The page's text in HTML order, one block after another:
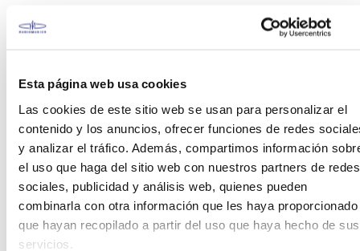
Esta página web usa cookies
Las cookies de este sitio web se usan para personalizar el
contenido y los anuncios, ofrecer funciones de redes
y analizar el tráfico. Además, compartimos información
el uso que haga del sitio web con nuestros partners de redes
sociales, publicidad y análisis web, quienes pueden
combinarla con otra información que les haya proporcionado
que hayan recopilado a partir del uso que haya hecho de sus
servicios.
es el legado final del legendario constructor de
instrumentos icónicos, Leo continuó reelaborando
estos diseños cuando fundó G&L en 1979.
El modelo Dohenyes relativamente fiel al diseño
original de cuello atornillado, pero con el beneficio
sistema de puente de vibrato más estable.
Con un ligero cuerpo de Basswood (Tilo), el Doheny
es similar a muchos de sus homólogos en la gama
Tribute cuando se trata de su construcción. El